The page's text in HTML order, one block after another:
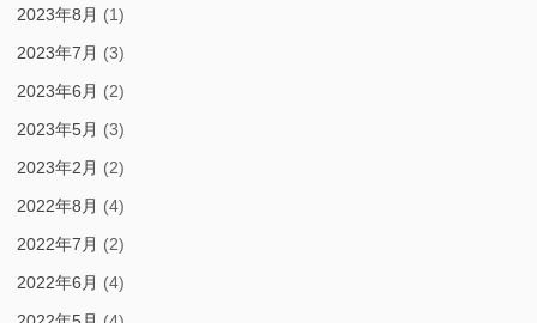
2023年8月 (1)
2023年7月 (3)
2023年6月 (2)
2023年5月 (3)
2023年2月 (2)
2022年8月 (4)
2022年7月 (2)
2022年6月 (4)